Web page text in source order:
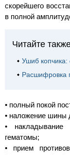
скорейшего
в полной
Читайте
Ушиб
Расшифровка
• полный покой
• наложение шины
•
гематомы;
• прием